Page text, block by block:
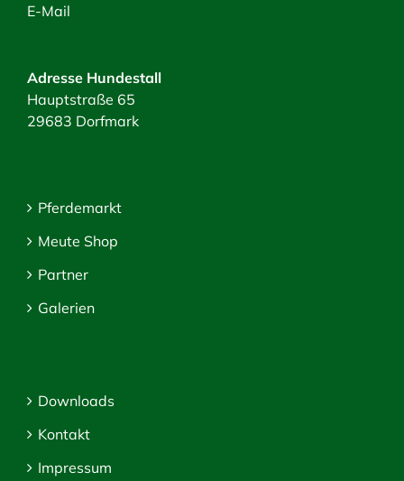
E-Mail
Adresse Hundestall
Hauptstraße 65
29683 Dorfmark
Pferdemarkt
Meute Shop
Partner
Galerien
Downloads
Kontakt
Impressum